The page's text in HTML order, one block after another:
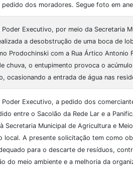
pedido dos moradores. Segue foto em
Executivo, por meio da Secretaria
a desobstrução de uma boca de
Prodochinski com a Rua Ártico Antonio
chuva, o entupimento provoca o
ocasionando a entrada de água nas
Poder Executivo, a pedido dos
entre o Sacolão da Rede Lar e a
Secretaria Municipal de Agricultura e
local. A presente solicitação tem como
para o descarte de resíduos,
do meio ambiente e a melhoria da